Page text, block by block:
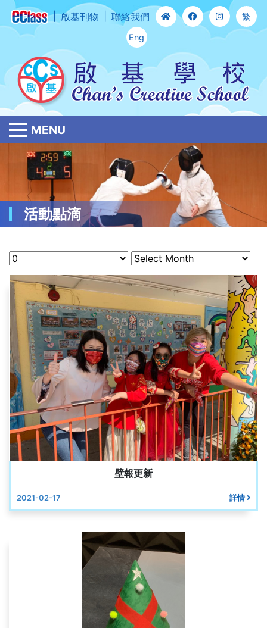
啟基刊物 聯絡我們 繁
Eng
MENU
活動點滴
壁報更新
2021-02-17 詳情